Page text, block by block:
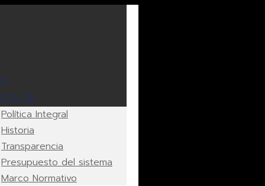
DE
Política Integral
Historia
Transparencia
Presupuesto del sistema
Marco Normativo